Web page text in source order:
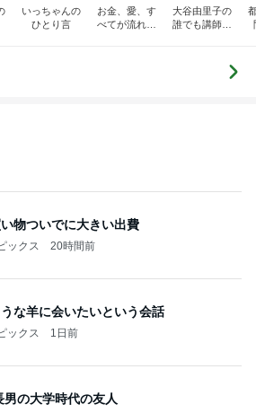
いっちゃんの
ひとり言
お金、愛、す
べてが流れ込
大谷由里子の
誰でも講師ブ
って・動く人
物ついでに大きい出費
ックス 20時間前
な羊に会いたいという会話
ックス 1日前
男の大学時代の友人